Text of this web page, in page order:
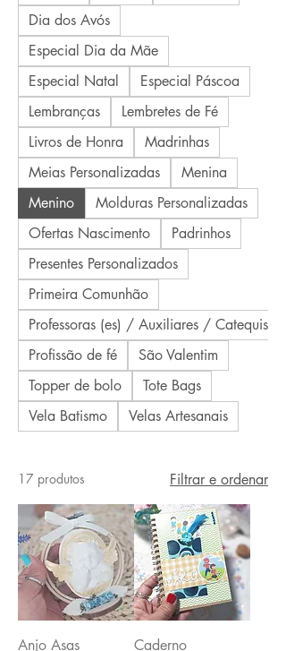
Dia dos Avós
Especial Dia da Mãe
Especial Natal
Especial Páscoa
Lembranças
Lembretes de Fé
Livros de Honra
Madrinhas
Meias Personalizadas
Menina
Menino
Molduras Personalizadas
Ofertas Nascimento
Padrinhos
Presentes Personalizados
Primeira Comunhão
Professoras (es) / Auxiliares / Catequistas
Profissão de fé
São Valentim
Topper de bolo
Tote Bags
Vela Batismo
Velas Artesanais
17 produtos Filtrar e ordenar
Anjo Asas
Caderno